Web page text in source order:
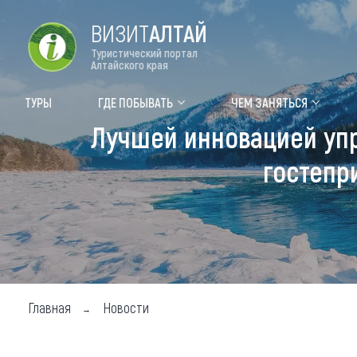
Форум VISIT ALTAI
Туры Где
Топ
ВИЗИТАЛТАЙ
Туристический портал
Алтайского края
ТУРЫ ГДЕ ПОБЫВАТЬ ЧЕМ ЗАНЯТЬСЯ
Лучшей инновацией
Главная Новости